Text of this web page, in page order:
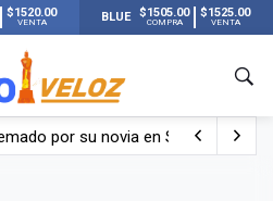
$1520.00
VENTA BLUE $1505.00
COMPRA
$1525.00
VENTA
por su novia en San Luis: